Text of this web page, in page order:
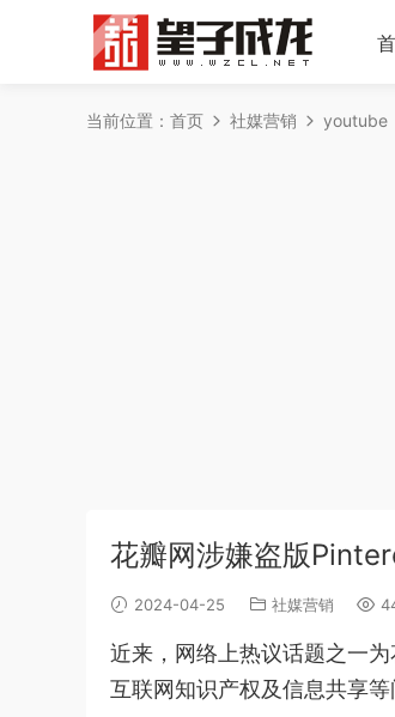
当前位置： 首页 社媒营销 youtube
花瓣网涉嫌盗版
2024-04-25 社媒营销
近来，网络上热议话题之一
互联网知识产权及信息共享